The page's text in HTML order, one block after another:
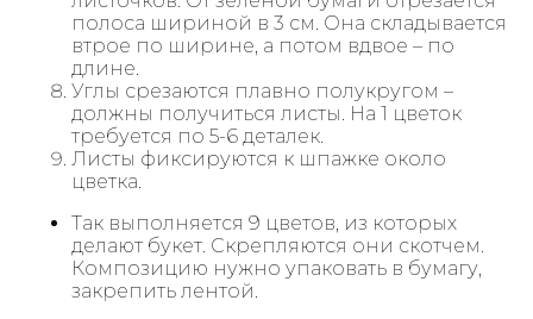
полоса шириной в 3 см. Она складывается
втрое по ширине, а потом вдвое – по
длине.
Углы срезаются плавно полукругом –
должны получиться листы. На 1 цветок
требуется по 5-6 деталек.
Листы фиксируются к шпажке около
цветка.
Так выполняется 9 цветов, из которых
делают букет. Скрепляются они скотчем.
Композицию нужно упаковать в бумагу,
закрепить лентой.